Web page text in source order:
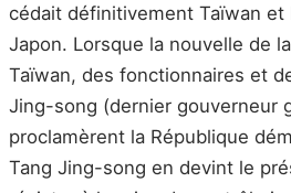
cédait définitivement Taïwan et
Japon. Lorsque la nouvelle de
Taïwan, des fonctionnaires et
Jing-song (dernier gouverneur
proclamèrent la République
Tang Jing-song en devint le